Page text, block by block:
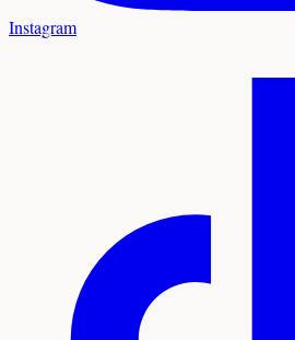
Instagram